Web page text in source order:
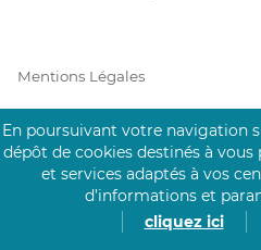
Mentions Légales
Prérequis Click&Care
En poursuivant votre navigation
dépôt de cookies destinés à
et services adaptés à vos
d’informations et
cliquez ici